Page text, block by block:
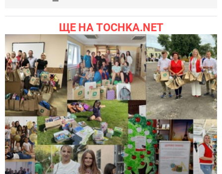
ЩЕ НА TOCHKA.NET